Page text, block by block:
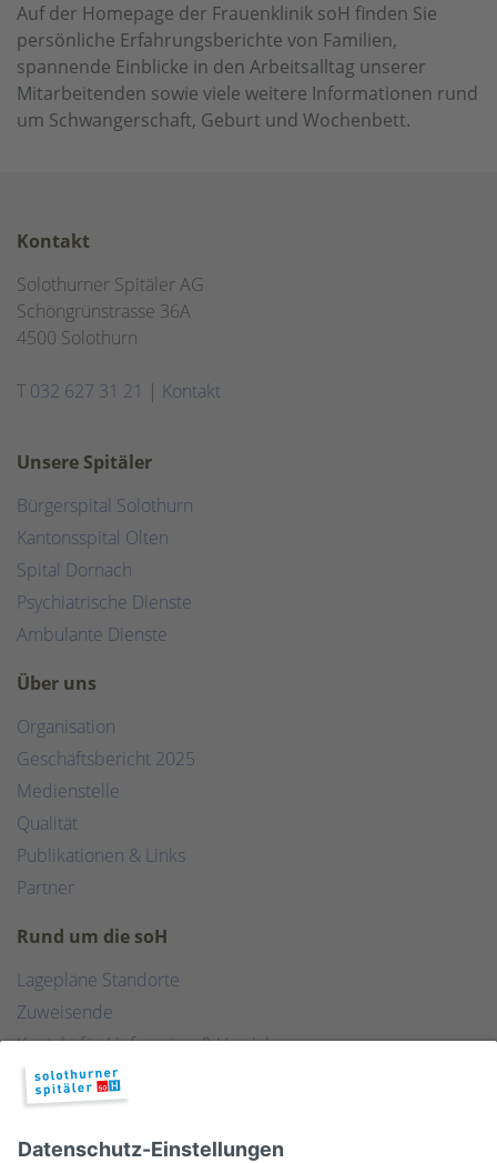
Auf der Homepage der Frauenklinik soH finden Sie
persönliche Erfahrungsberichte von Familien,
spannende Einblicke in den Arbeitsalltag unserer
Mitarbeitenden sowie viele weitere Informationen rund
um Schwangerschaft, Geburt und Wochenbett.
Kontakt
Solothurner Spitäler AG
Schöngrünstrasse 36A
4500 Solothurn
T 032 627 31 21 | Kontakt
Unsere Spitäler
Bürgerspital Solothurn
Kantonsspital Olten
Spital Dornach
Psychiatrische Dienste
Ambulante Dienste
Über uns
Organisation
Geschäftsbericht 2025
Medienstelle
Qualität
Publikationen & Links
Partner
Rund um die soH
Lagepläne Standorte
Zuweisende
Kontakt für Lieferanten & Versicherungen
Zentralwäscherei
HEBSORG
Spital Club